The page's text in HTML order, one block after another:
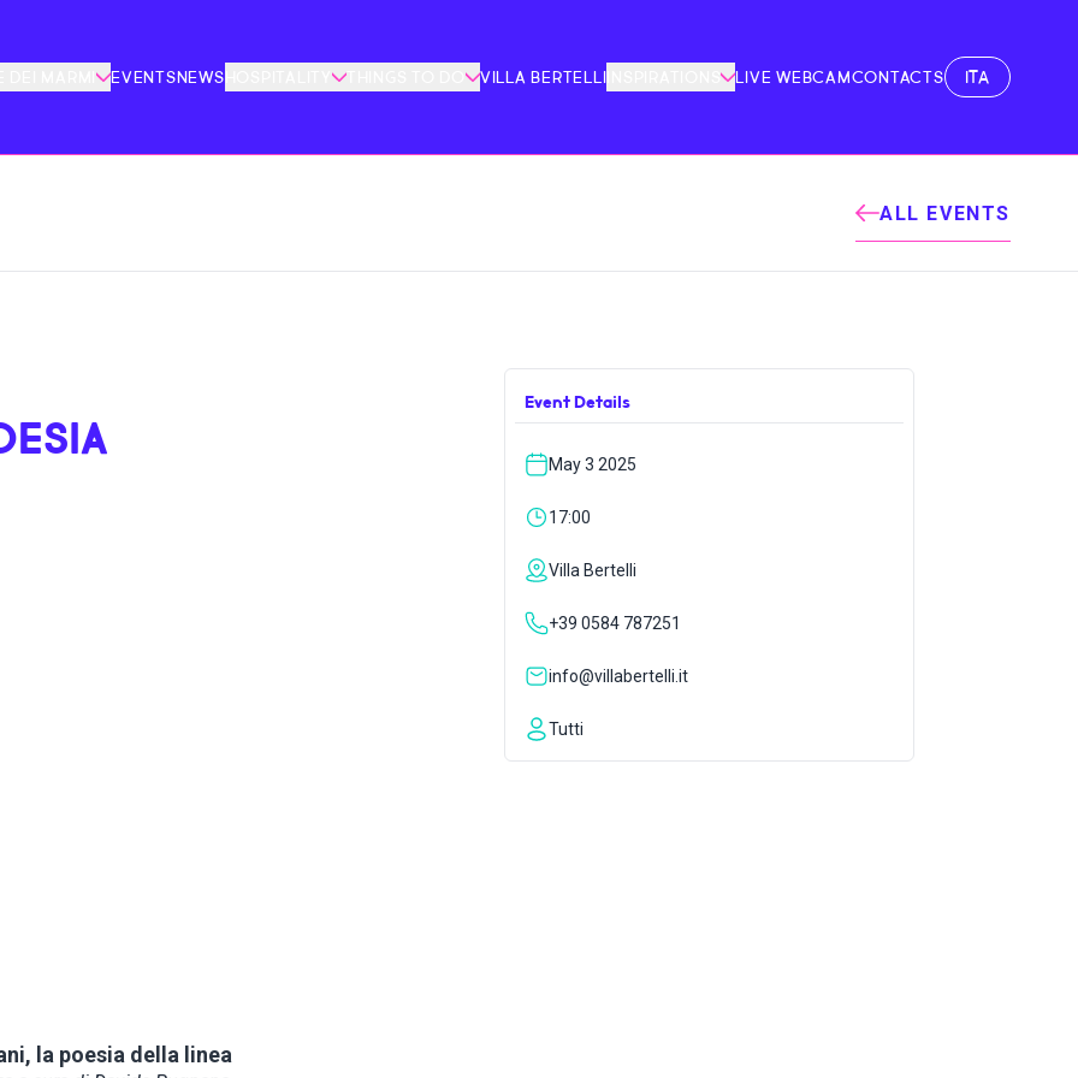
ITA
DEI MARMI EVENTSNEWS THINGS TO DO VILLA BERTELLI INSPIRATIONS LIVE WEBCAMCONTACTS
ALL EVENTS
Event Details
May 3 2025
17:00
Villa Bertelli
+39 0584 787251
info@villabertelli.it
Tutti
la poesia della linea